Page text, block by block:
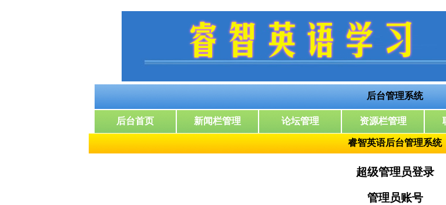
睿智英语后台管理系统
超级管理员登录
管理员账号